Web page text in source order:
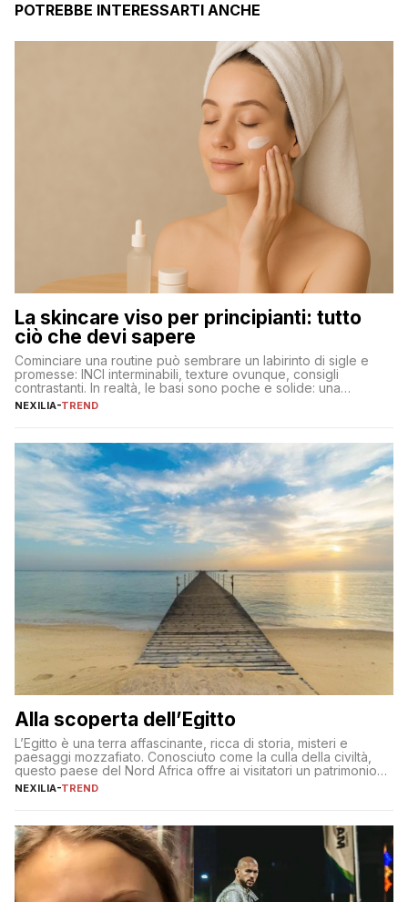
POTREBBE INTERESSARTI ANCHE
La skincare viso per principianti: tutto
ciò che devi sapere
Cominciare una routine può sembrare un labirinto di sigle e
promesse: INCI interminabili, texture ovunque, consigli
contrastanti. In realtà, le basi sono poche e solide: una
detersione delicata che non impoverisce, un’idratazione
tutto il resto. […]
NEXILIA-TREND
Alla scoperta dell’Egitto
L’Egitto è una terra affascinante, ricca di storia, misteri e
paesaggi mozzafiato. Conosciuto come la culla della civiltà,
questo paese del Nord Africa offre ai visitatori un patrimonio
culturale unico al mondo. Attraverso i millenni, l’Egitto è stato il
NEXILIA-TREND